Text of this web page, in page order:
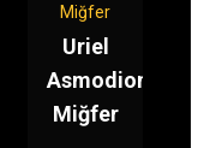
Miğfer
Uriel
Asmodion
Miğfer